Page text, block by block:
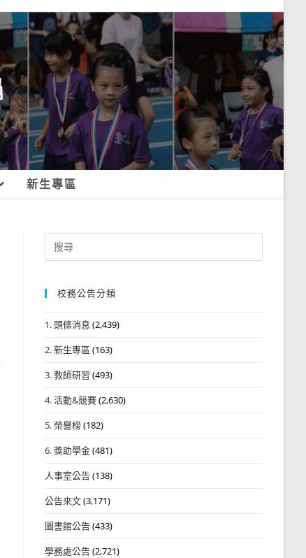
新生專區
Search
for:
校務公告分類
1. 頭條消息 (2,439)
2. 新生專區 (163)
3. 教師研習 (493)
4. 活動&競賽(2,630)
5. 榮譽榜(182)
6. 獎助學金(481)
人事室公告(138)
公告來文(3,171)
圖書館公告(433)
學務處公告(2,721)